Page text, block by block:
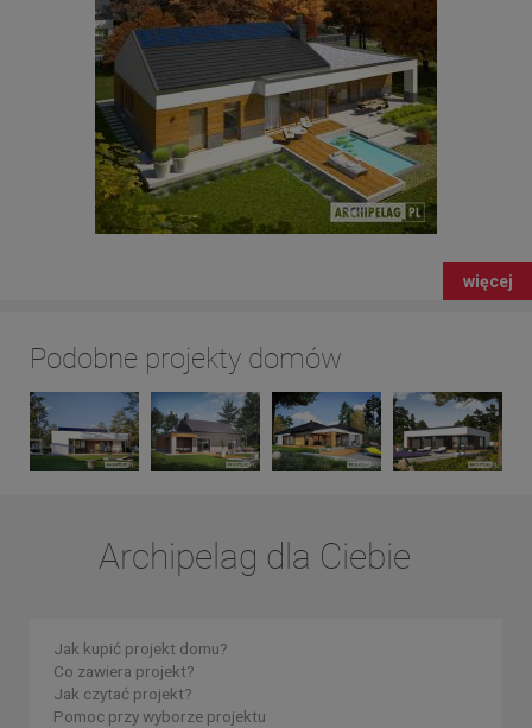
więcej
Podobne projekty domów
Archipelag dla Ciebie
Jak kupić projekt domu?
Co zawiera projekt?
Jak czytać projekt?
Pomoc przy wyborze projektu